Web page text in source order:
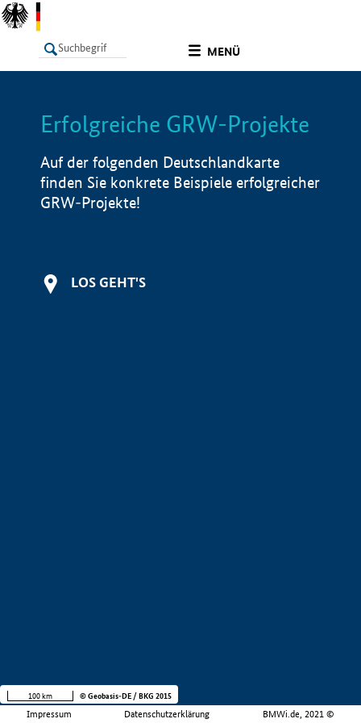
MENÜ
LISTE Info
Erfolgreiche GRW-Projekte
Auf der folgenden Deutschlandkarte
finden Sie konkrete Beispiele erfolgreicher
GRW-Projekte!
LOS GEHT'S
Impressum Datenschutzerklärung BMWi.de, 2021 ©
100 km © Geobasis-DE / BKG 2015